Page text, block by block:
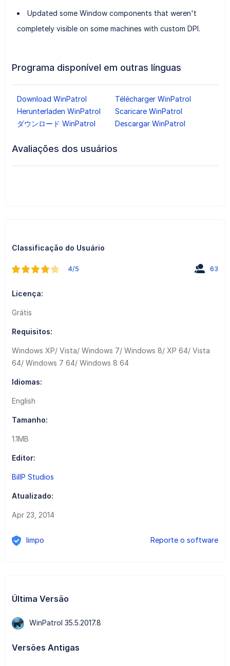
Updated some Window components that weren't
completely visible on some machines with custom DPI.
Programa disponível em outras línguas
Download WinPatrol
Télécharger WinPatrol
Herunterladen WinPatrol
Scaricare WinPatrol
ダウンロード WinPatrol
Descargar WinPatrol
Avaliações dos usuários
Classificação do Usuário
4/5 63
Licença:
Grátis
Requisitos:
Windows XP/ Vista/ Windows 7/ Windows 8/ XP 64/ Vista
64/ Windows 7 64/ Windows 8 64
Idiomas:
English
Tamanho:
1.1MB
Editor:
BillP Studios
Atualizado:
Apr 23, 2014
limpo Reporte o software
Última Versão
WinPatrol 35.5.2017.8
Versões Antigas